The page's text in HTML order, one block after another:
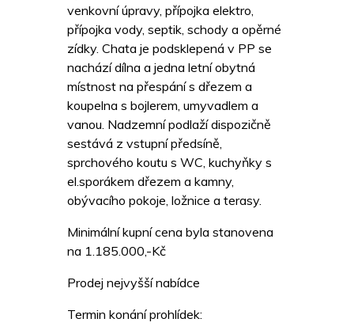
venkovní úpravy, přípojka elektro,
přípojka vody, septik, schody a opěrné
zídky. Chata je podsklepená v PP se
nachází dílna a jedna letní obytná
místnost na přespání s dřezem a
koupelna s bojlerem, umyvadlem a
vanou. Nadzemní podlaží dispozičně
sestává z vstupní předsíně,
sprchového koutu s WC, kuchyňky s
el.sporákem dřezem a kamny,
obývacího pokoje, ložnice a terasy.
Minimální kupní cena byla stanovena
na 1.185.000,-Kč
Prodej nejvyšší nabídce
Termin konání prohlídek: